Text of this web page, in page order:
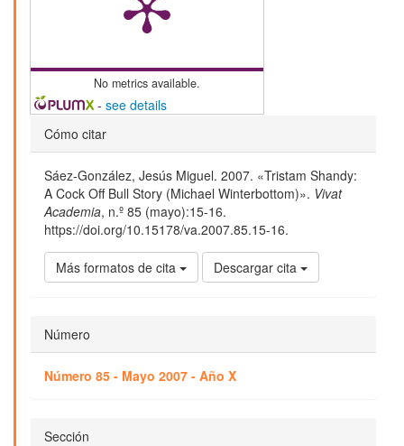
No metrics available.
- see details
Detalles
del
artículo
Cómo citar
Sáez-González, Jesús Miguel. 2007. «Tristam Shandy:
A Cock Off Bull Story (Michael Winterbottom)». Vivat
Academia, n.º 85 (mayo):15-16.
https://doi.org/10.15178/va.2007.85.15-16.
Más formatos de cita Descargar cita
Número
Número 85 - Mayo 2007 - Año X
Sección